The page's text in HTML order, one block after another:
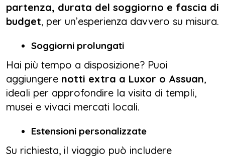
partenza, durata del soggiorno e fascia di
budget, per un’esperienza davvero su misura.
Soggiorni prolungati
Hai più tempo a disposizione? Puoi
aggiungere notti extra a Luxor o Assuan,
ideali per approfondire la visita di templi,
musei e vivaci mercati locali.
Estensioni personalizzate
Su richiesta, il viaggio può includere